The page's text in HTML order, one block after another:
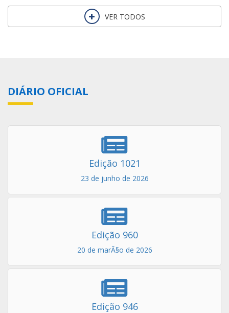
VER TODOS
DIÁRIO OFICIAL
Edição 1021
23 de junho de 2026
Edição 960
20 de marÃ§o de 2026
Edição 946